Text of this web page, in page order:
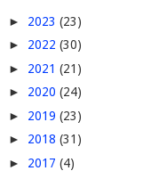
► 2023 (23)
► 2022 (30)
► 2021 (21)
► 2020 (24)
► 2019 (23)
► 2018 (31)
► 2017 (4)